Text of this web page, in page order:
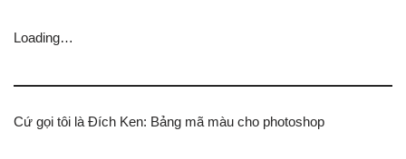
Loading…
Cứ gọi tôi là Đích Ken: Bảng mã màu cho photoshop